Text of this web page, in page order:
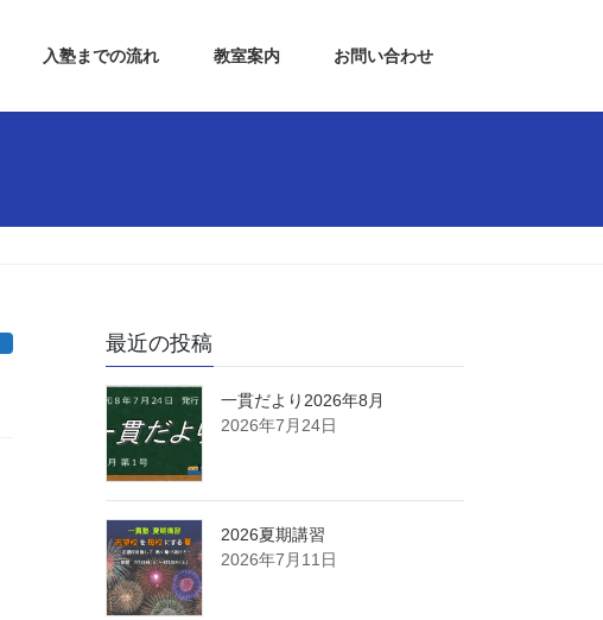
入塾までの流れ 教室案内 お問い合わせ
最近の投稿
一貫だより2026年8月
2026年7月24日
2026夏期講習
2026年7月11日